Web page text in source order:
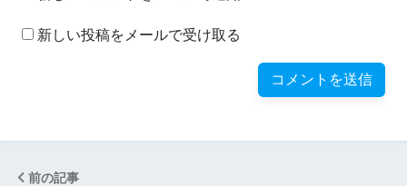
新しい投稿をメールで受け取る
前の記事